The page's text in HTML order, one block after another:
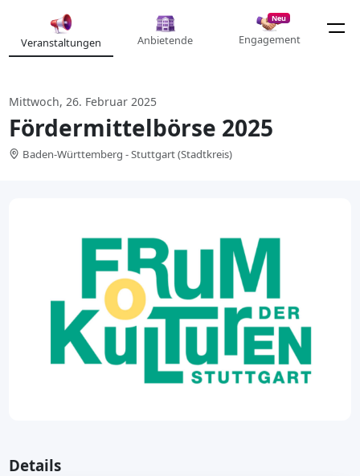
Veranstaltungen Anbietende
Neu
Engagement
Mittwoch, 26. Februar 2025
Fördermittelbörse 2025
Baden-Württemberg - Stuttgart (Stadtkreis)
Details